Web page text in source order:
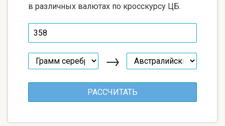
в различных валютах по кросскурсу ЦБ.
→